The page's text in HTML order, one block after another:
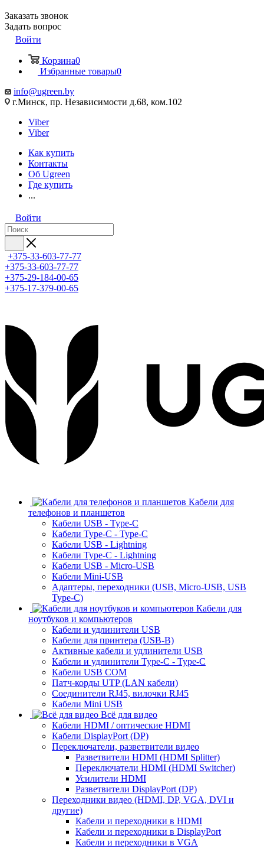
Заказать звонок
Задать вопрос
Войти
Корзина0
Избранные товары0
info@ugreen.by
г.Минск, пр. Независимости д.68, ком.102
Viber
Viber
Как купить
Контакты
Об Ugreen
Где купить
...
Войти
+375-33-603-77-77
+375-33-603-77-77
+375-29-184-00-65
+375-17-379-00-65
Кабели для
телефонов и планшетов
Кабели USB - Type-C
Кабели Type-C - Type-C
Кабели USB - Lightning
Кабели Type-C - Lightning
Кабели USB - Micro-USB
Кабели Mini-USB
Адаптеры, переходники (USB, Micro-USB, USB
Type-C)
Кабели для
ноутбуков и компьютеров
Кабели и удлинители USB
Кабели для принтера (USB-B)
Активные кабели и удлинители USB
Кабели и удлинители Type-C - Type-C
Кабели USB COM
Патч-корды UTP (LAN кабели)
Соединители RJ45, вилочки RJ45
Кабели Mini USB
Всё для видео
Кабели HDMI / оптические HDMI
Кабели DisplayPort (DP)
Переключатели, разветвители видео
Разветвители HDMI (HDMI Splitter)
Переключатели HDMI (HDMI Switcher)
Усилители HDMI
Разветвители DisplayPort (DP)
Переходники видео (HDMI, DP, VGA, DVI и
другие)
Кабели и переходники в HDMI
Кабели и переходники в DisplayPort
Кабели и переходники в VGA